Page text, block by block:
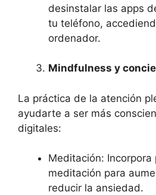
desinstalar las apps
tu teléfono,
ordenador.
Mindfulness y
La práctica de la atención
ayudarte a ser más
digitales:
Meditación: Incorpora
meditación para
reducir la ansiedad.